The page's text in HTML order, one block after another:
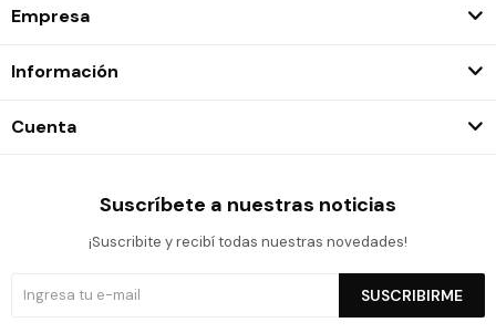
Empresa
Información
Cuenta
Suscríbete a nuestras noticias
¡Suscribite y recibí todas nuestras novedades!
SUSCRIBIRME